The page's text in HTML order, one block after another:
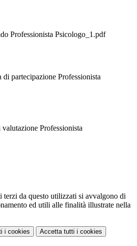
Professionista Psicologo_1.pdf
partecipazione Professionista
Professionista
terzi da questo utilizzati si avvalgono di
ed utili alle finalità illustrate nella
i cookies Accetta tutti i cookies